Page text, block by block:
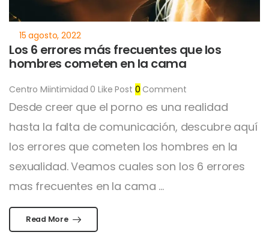
Los 6 errores más frecuentes que los
hombres cometen en la cama
Centro Miintimidad 0 Like Post 0 Comment
Desde creer que el porno es una realidad
hasta la falta de comunicación, descubre aquí
los errores que cometen los hombres en la
sexualidad. Veamos cuales son los 6 errores
mas frecuentes en la cama ...
Read More